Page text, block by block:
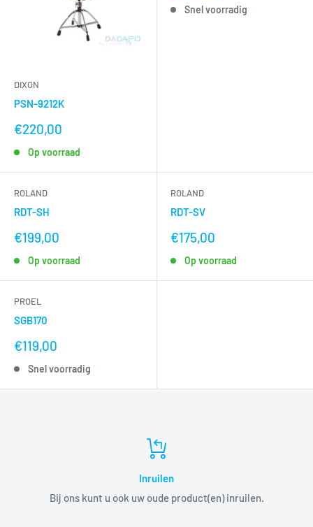
DIXON
PSN-9212K
nu
€220,00
Op voorraad
Snel voorradig
ROLAND
RDT-SH
nu
€199,00
Op voorraad
ROLAND
RDT-SV
nu
€175,00
Op voorraad
PROEL
SGB170
nu
€119,00
Snel voorradig
Inruilen
Bij ons kunt u ook uw oude product(en) inruilen.